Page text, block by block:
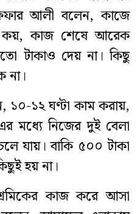
আলী বলেন, কাজে
কাজ শেষে আরেক
টাকাও দেয় না। কিছু
না।
১০-১২ ঘণ্টা কাম করায়,
মধ্যে নিজের দুই বেলা
যায়। বাকি ৫০০ টাকা
হয় না।
কাজ করে আসা